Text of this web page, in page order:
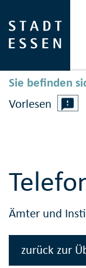
Sie befinden
Vorlesen
Ämter und
zurück zur